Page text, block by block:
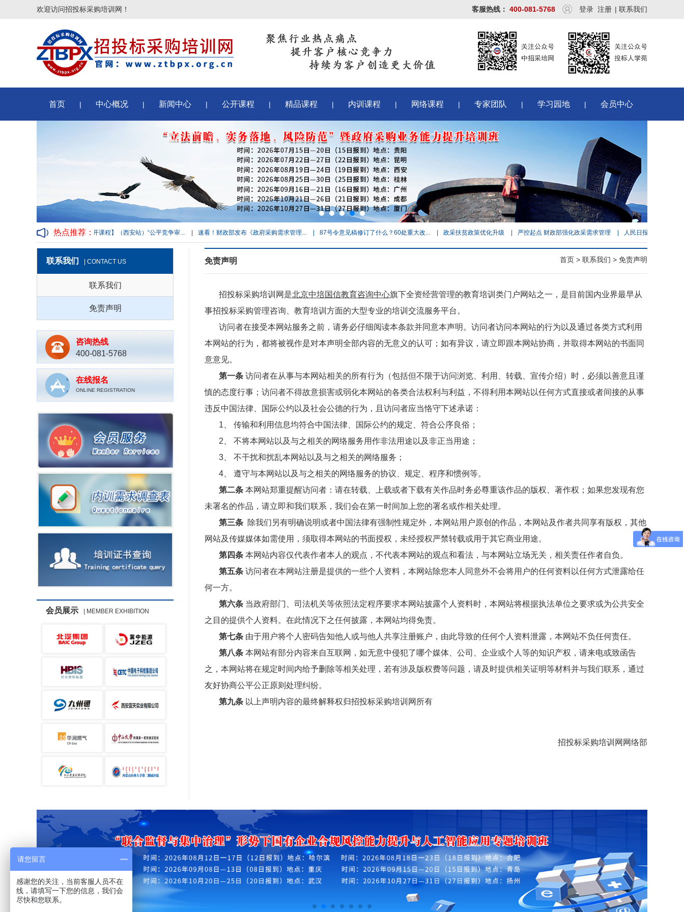
欢迎访问招投标采购培训网！ 客服热线： 400-081-5768 登录 注册 | 联系我们
首页 | 中心概况 | 新闻中心 | 公开课程 | 精品课程 | 内训课程 | 网络课程 | 专家团队 | 学习园地 | 会员中心
热点推荐：
战控标策略与质... | 【公开课程】（西安站）“公平竞争审... | 速看！财政部发布《政府采购需求管理... | 87号令意见稿修订了什么？60处重大改... | 政采扶贫政策优化升级 | 严控起点 财政部强化政采需求管理 | 人民日报：政府采购 多方
联系我们 | CONTACT US
联系我们
免责声明
咨询热线
400-081-5768
在线报名
ONLINE REGISTRATION
会员展示 | MEMBER EXHIBITION
免责声明 首页 > 联系我们 > 免责声明
招投标采购培训网是北京中培国信教育咨询中心旗下全资经营管理的教育培训类门户网站之一，是目前国内业界最早从
事招投标采购管理咨询、教育培训方面的大型专业的培训交流服务平台。
访问者在接受本网站服务之前，请务必仔细阅读本条款并同意本声明。访问者访问本网站的行为以及通过各类方式利用
本网站的行为，都将被视作是对本声明全部内容的无意义的认可；如有异议，请立即跟本网站协商，并取得本网站的书面同
意意见。
第一条 访问者在从事与本网站相关的所有行为（包括但不限于访问浏览、利用、转载、宣传介绍）时，必须以善意且谨
慎的态度行事；访问者不得故意损害或弱化本网站的各类合法权利与利益，不得利用本网站以任何方式直接或者间接的从事
违反中国法律、国际公约以及社会公德的行为，且访问者应当恪守下述承诺：
1、 传输和利用信息均符合中国法律、国际公约的规定、符合公序良俗；
2、 不将本网站以及与之相关的网络服务用作非法用途以及非正当用途；
3、 不干扰和扰乱本网站以及与之相关的网络服务；
4、 遵守与本网站以及与之相关的网络服务的协议、规定、程序和惯例等。
第二条 本网站郑重提醒访问者：请在转载、上载或者下载有关作品时务必尊重该作品的版权、著作权；如果您发现有您
未署名的作品，请立即和我们联系，我们会在第一时间加上您的署名或作相关处理。
第三条 除我们另有明确说明或者中国法律有强制性规定外，本网站用户原创的作品，本网站及作者共同享有版权，其他
网站及传媒媒体如需使用，须取得本网站的书面授权，未经授权严禁转载或用于其它商业用途。
第四条 本网站内容仅代表作者本人的观点，不代表本网站的观点和看法，与本网站立场无关，相关责任作者自负。
第五条 访问者在本网站注册是提供的一些个人资料，本网站除您本人同意外不会将用户的任何资料以任何方式泄露给任
何一方。
第六条 当政府部门、司法机关等依照法定程序要求本网站披露个人资料时，本网站将根据执法单位之要求或为公共安全
之目的提供个人资料。在此情况下之任何披露，本网站均得免责。
第七条 由于用户将个人密码告知他人或与他人共享注册账户，由此导致的任何个人资料泄露，本网站不负任何责任。
第八条 本网站有部分内容来自互联网，如无意中侵犯了哪个媒体、公司、企业或个人等的知识产权，请来电或致函告
之，本网站将在规定时间内给予删除等相关处理，若有涉及版权费等问题，请及时提供相关证明等材料并与我们联系，通过
友好协商公平公正原则处理纠纷。
第九条 以上声明内容的最终解释权归招投标采购培训网所有
招投标采购培训网网络部
请您留言
感谢您的关注，当前客服人员不在
线，请填写一下您的信息，我们会
尽快和您联系。